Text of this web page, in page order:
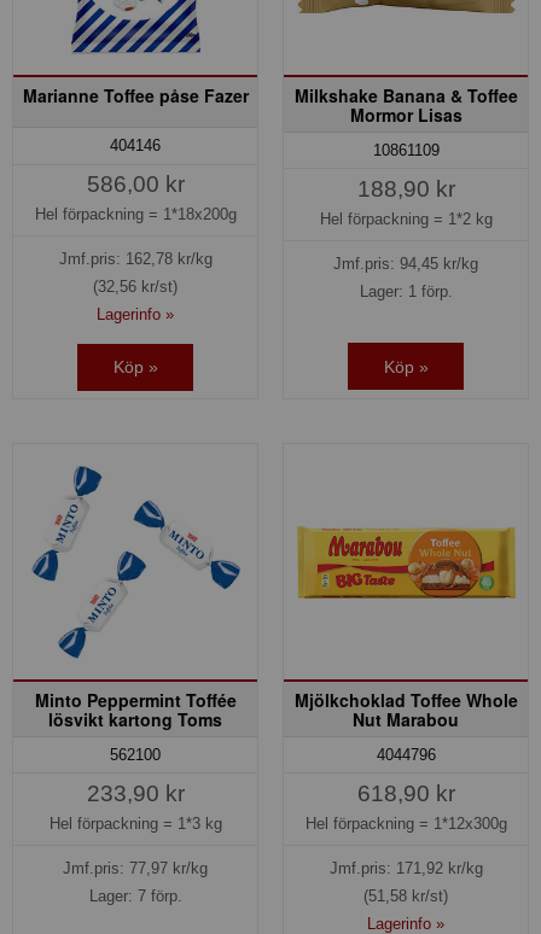
Marianne Toffee påse Fazer
404146
586,00 kr
Hel förpackning = 1*18x200g
Jmf.pris: 162,78kr/kg
(32,56 kr/st)
Lagerinfo »
Köp »
Milkshake Banana & Toffee
Mormor Lisas
10861109
188,90 kr
Hel förpackning = 1*2 kg
Jmf.pris: 94,45 kr/kg
Lager: 1 förp.
Köp »
Minto Peppermint Toffée
lösvikt kartong Toms
562100
233,90 kr
Hel förpackning = 1*3 kg
Jmf.pris: 77,97 kr/kg
Lager: 7 förp.
Mjölkchoklad Toffee Whole
Nut Marabou
4044796
618,90 kr
Hel förpackning = 1*12x300g
Jmf.pris: 171,92kr/kg
(51,58 kr/st)
Lagerinfo »